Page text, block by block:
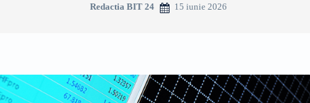
Redactia BIT 24 15 iunie 2026